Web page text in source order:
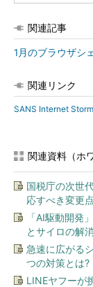
関連記事
1月のブラウザシ
関連リンク
SANS Internet
関連資料（ホ
国税庁の次世
応すべき変更
「AI駆動開発
とサイロの解消
急速に広がる
つの対策とは?
LINEヤフーが